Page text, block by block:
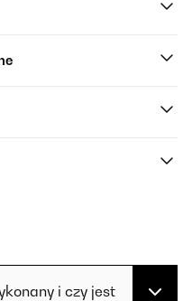
i czy jest